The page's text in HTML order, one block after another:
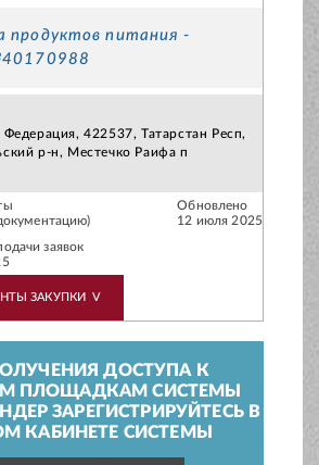
продуктов питания -
Федерация, 422537, Татарстан Респ,
р-н, Местечко Раифа п
Обновлено
12 июля 2025
заявок
ЗАКУПКИ V
ДОСТУПА К
ПЛОЩАДКАМ СИСТЕМЫ
ЗАРЕГИСТРИРУЙТЕСЬ В
КАБИНЕТЕ СИСТЕМЫ